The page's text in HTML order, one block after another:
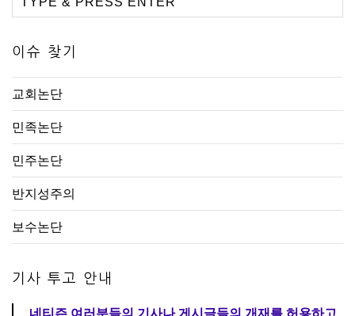
이슈 찾기
교회논단
민족논단
민주논단
반지성주의
보수논단
기사 투고 안내
네티즌 여러분들의 기사나 게시글들의 개재를 허용하고